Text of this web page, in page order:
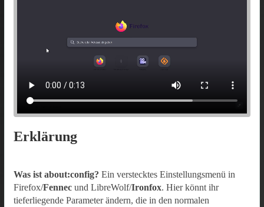
Erklärung
Was ist about:config? Ein verstecktes Einstellungsmenü in
Firefox/Fennec und LibreWolf/Ironfox. Hier könnt ihr
tieferliegende Parameter ändern, die in den normalen